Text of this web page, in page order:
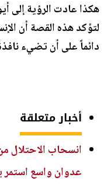
هكذا عادت الرؤية إلى
لتؤكد هذه القصة أن
دائماً على أن تضيء
أخبار متعلقة
انسحاب الاحتلال
عدوان واسع استمر